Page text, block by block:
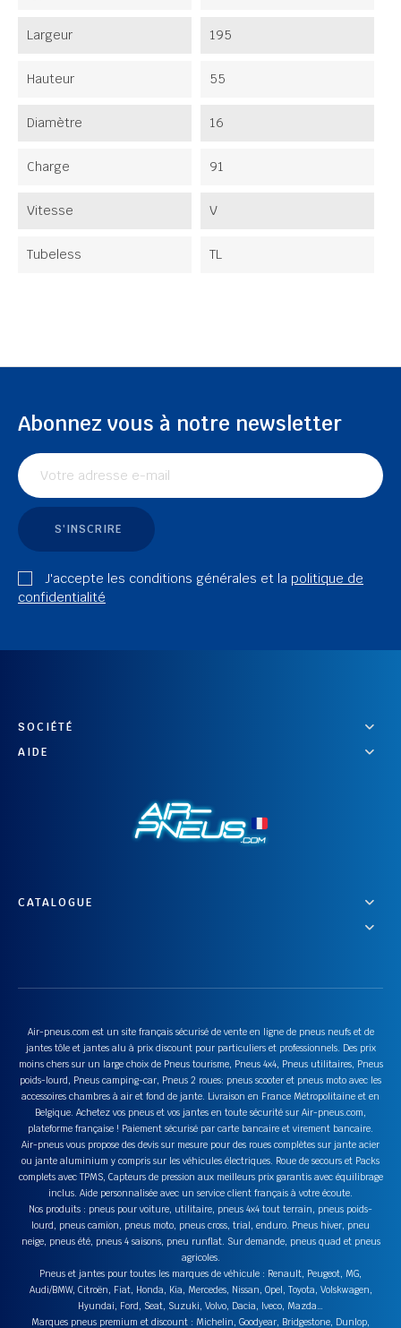
Largeur 195
Hauteur 55
Diamètre 16
Charge 91
Vitesse V
Tubeless TL
Abonnez vous à notre newsletter
S'INSCRIRE
J'accepte les conditions générales et la politique de
confidentialité
SOCIÉTÉ
AIDE
CATALOGUE
Air-pneus.com est un site français sécurisé de vente en ligne de pneus neufs et de
jantes tôle et jantes alu à prix discount pour particuliers et professionnels. Des prix
moins chers sur un large choix de Pneus tourisme, Pneus 4x4, Pneus utilitaires, Pneus
poids-lourd, Pneus camping-car, Pneus 2 roues: pneus scooter et pneus moto avec les
accessoires chambres à air et fond de jante. Livraison en France Métropolitaine et en
Belgique. Achetez vos pneus et vos jantes en toute sécurité sur Air-pneus.com,
plateforme française ! Paiement sécurisé par carte bancaire et virement bancaire.
Air-pneus vous propose des devis sur mesure pour des roues complètes sur jante acier
ou jante aluminium y compris sur les véhicules électriques. Roue de secours et Packs
complets avec TPMS, Capteurs de pression aux meilleurs prix garantis avec équilibrage
inclus. Aide personnalisée avec un service client français à votre écoute.
Nos produits : pneus pour voiture, utilitaire, pneus 4x4 tout terrain, pneus poids-
lourd, pneus camion, pneus moto, pneus cross, trial, enduro. Pneus hiver, pneu
neige, pneus été, pneus 4 saisons, pneu runflat. Sur demande, pneus quad et pneus
agricoles.
Pneus et jantes pour toutes les marques de véhicule : Renault, Peugeot, MG,
Audi/BMW, Citroën, Fiat, Honda, Kia, Mercedes, Nissan, Opel, Toyota, Volskwagen,
Hyundai, Ford, Seat, Suzuki, Volvo, Dacia, Iveco, Mazda…
Marques pneus premium et discount : Michelin, Goodyear, Bridgestone, Dunlop,